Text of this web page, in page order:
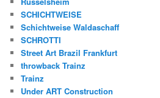
SCHICHTWEISE
Schichtweise Waldaschaff
SCHROTTI
Street Art Brazil Frankfurt
throwback Trainz
Trainz
Under ART Construction